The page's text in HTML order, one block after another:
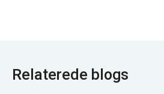
Relaterede blogs